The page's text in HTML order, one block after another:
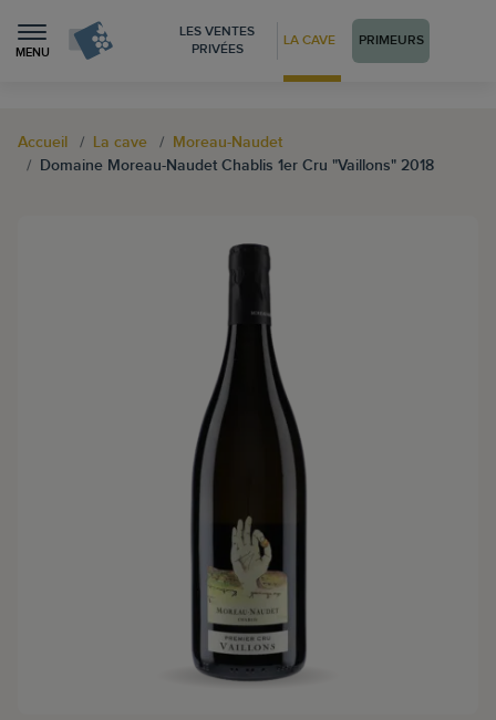
MENU
LES VENTES
PRIVÉES
LA CAVE PRIMEURS
Accueil La cave
Moreau-Naudet
Domaine Moreau-Naudet Chablis 1er Cru "Vaillons" 2018